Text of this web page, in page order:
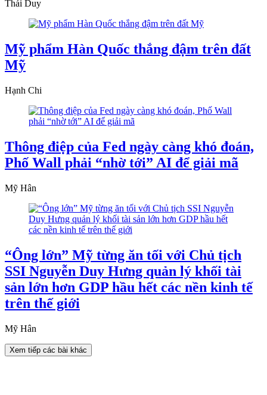
Thái Duy
Mỹ phẩm Hàn Quốc thắng đậm trên đất
Mỹ
Hạnh Chi
Thông điệp của Fed ngày càng khó đoán,
Phố Wall phải “nhờ tới” AI để giải mã
Mỹ Hân
“Ông lớn” Mỹ từng ăn tối với Chủ tịch
SSI Nguyễn Duy Hưng quản lý khối tài
sản lớn hơn GDP hầu hết các nền kinh tế
trên thế giới
Mỹ Hân
Xem tiếp các bài khác